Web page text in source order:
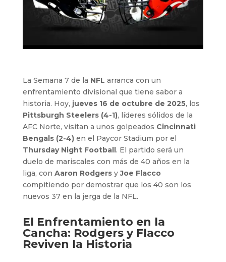
La Semana 7 de la NFL arranca con un
enfrentamiento divisional que tiene sabor a
historia. Hoy, jueves 16 de octubre de 2025, los
Pittsburgh Steelers (4-1), líderes sólidos de la
AFC Norte, visitan a unos golpeados Cincinnati
Bengals (2-4)en el Paycor Stadium por el
Thursday Night Football. El partido será un
duelo de mariscales con más de 40 años en la
liga, con Aaron RodgersyJoe Flacco
compitiendo por demostrar que los 40 son los
nuevos 37 en la jerga de la NFL.
El Enfrentamiento en la
Cancha: Rodgers y Flacco
Reviven la Historia